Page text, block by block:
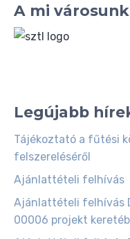
A mi
Legújabb
Tájékoztató a fűtési
felszereléséről
Ajánlattételi felhívás
Ajánlattételi felhívás
00006 projekt